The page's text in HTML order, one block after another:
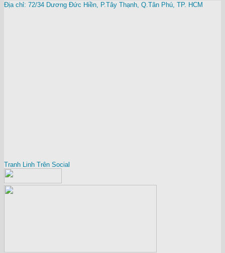
Địa chỉ: 72/34 Dương Đức Hiền, P.Tây Thạnh, Q.Tân Phú, TP. HCM
Tranh Linh Trên Social